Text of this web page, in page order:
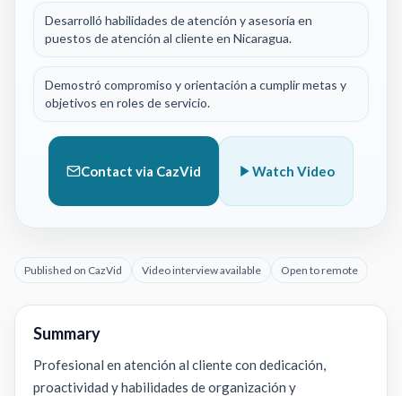
Desarrolló habilidades de atención y asesoría en
puestos de atención al cliente en Nicaragua.
Demostró compromiso y orientación a cumplir metas y
objetivos en roles de servicio.
Contact via CazVid Watch Video
Published on CazVid Video interview available Open to remote
Summary
Profesional en atención al cliente con dedicación,
proactividad y habilidades de organización y